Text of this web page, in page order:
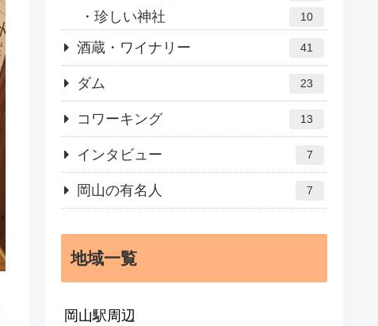
珍しい神社 10
酒蔵・ワイナリー 41
ダム 23
コワーキング 13
インタビュー 7
岡山の有名人 7
地域一覧
岡山駅周辺